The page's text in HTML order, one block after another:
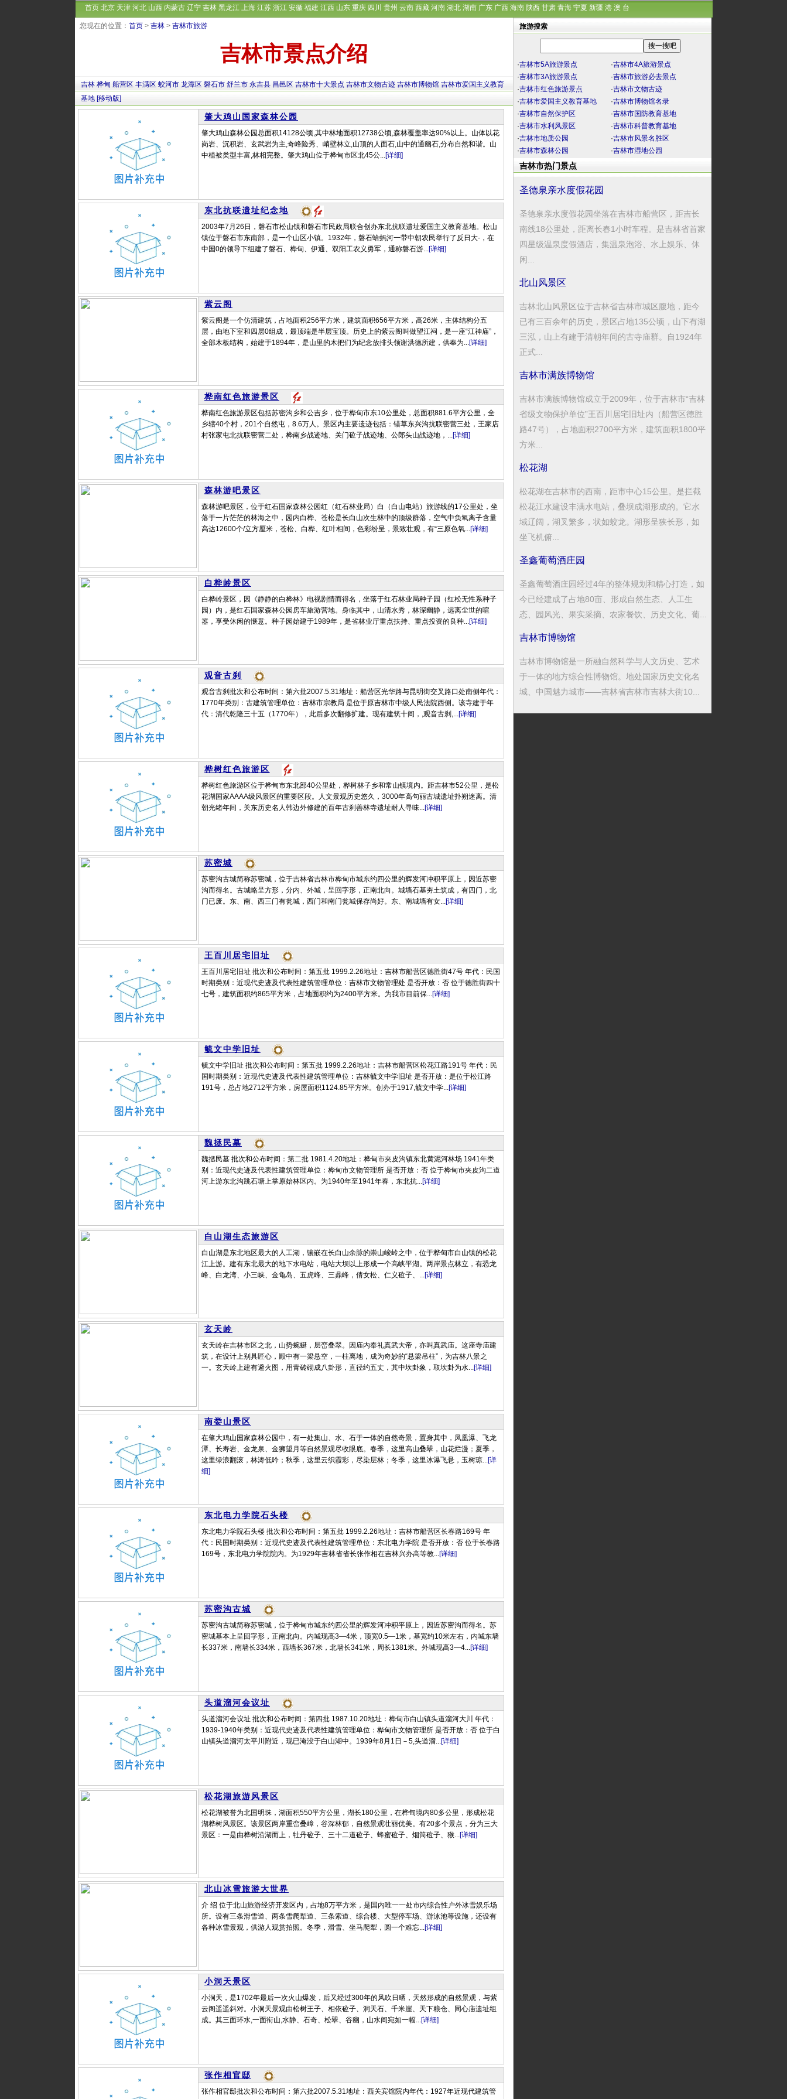
首页 北京 天津 河北 山西 内蒙古 辽宁 吉林 黑龙江 上海 江苏 浙江 安徽 福建 江西 山东 重庆 四川 贵州 云南 西藏 河南 湖北 湖南 广东 广西 海南 陕西 甘肃 青海 宁夏 新疆 港 澳 台
您现在的位置： 首页 > 吉林 > 吉林市旅游
吉林市景点介绍
吉林 桦甸 船营区 丰满区 蛟河市 龙潭区 磐石市 舒兰市 永吉县 昌邑区 吉林市十大景点 吉林市文物古迹 吉林市博物馆 吉林市爱国主义教育
基地 [移动版]
肇大鸡山国家森林公园
肇大鸡山森林公园总面积14128公顷,其中林地面积12738公顷,森林覆盖率达90%以上。山体以花
岗岩、沉积岩、玄武岩为主,奇峰险秀、峭壁林立,山顶的人面石,山中的通幽石,分布自然和谐。山
中植被类型丰富,林相完整。肇大鸡山位于桦甸市区北45公...[详细]
东北抗联遗址纪念地
2003年7月26日，磐石市松山镇和磐石市民政局联合创办东北抗联遗址爱国主义教育基地。松山
镇位于磐石市东南部，是一个山区小镇。1932年，磐石蛤蚂河一带中朝农民举行了反日大-，在
中国0的领导下组建了磐石、桦甸、伊通、双阳工农义勇军，通称磐石游...[详细]
紫云阁
紫云阁是一个仿清建筑，占地面积256平方米，建筑面积656平方米，高26米，主体结构分五
层，由地下室和四层0组成，最顶端是半层宝顶。历史上的紫云阁叫做望江祠，是一座“江神庙”，
全部木板结构，始建于1894年，是山里的木把们为纪念放排头领谢洪德所建，供奉为...[详细]
桦南红色旅游景区
桦南红色旅游景区包括苏密沟乡和公吉乡，位于桦甸市东10公里处，总面积881.6平方公里，全
乡辖40个村，201个自然屯，8.6万人。景区内主要遗迹包括：错草东兴沟抗联密营三处，王家店
村张家屯北抗联密营二处，桦南乡战迹地、关门砬子战迹地、公郎头山战迹地，...[详细]
森林游吧景区
森林游吧景区，位于红石国家森林公园红（红石林业局）白（白山电站）旅游线的17公里处，坐
落于一片茫茫的林海之中，园内白桦、苍松是长白山次生林中的顶级群落，空气中负氧离子含量
高达12600个/立方厘米，苍松、白桦、红叶相间，色彩纷呈，景致壮观，有“三原色氧...[详细]
白桦岭景区
白桦岭景区，因《静静的白桦林》电视剧情而得名，坐落于红石林业局种子园（红松无性系种子
园）内，是红石国家森林公园房车旅游营地。身临其中，山清水秀，林深幽静，远离尘世的喧
嚣，享受休闲的惬意。种子园始建于1989年，是省林业厅重点扶持、重点投资的良种...[详细]
观音古刹
观音古刹批次和公布时间：第六批2007.5.31地址：船营区光华路与昆明街交叉路口处南侧年代：
1770年类别：古建筑管理单位：吉林市宗教局 是位于原吉林市中级人民法院西侧。该寺建于年
代：清代乾隆三十五（1770年），此后多次翻修扩建。现有建筑十间，,观音古刹,...[详细]
桦树红色旅游区
桦树红色旅游区位于桦甸市东北部40公里处，桦树林子乡和常山镇境内。距吉林市52公里，是松
花湖国家AAAA级风景区的重要区段。人文景观历史悠久，3000年高句丽古城遗址扑朔迷离。清
朝光绪年间，关东历史名人韩边外修建的百年古刹善林寺遗址耐人寻味...[详细]
苏密城
苏密沟古城简称苏密城，位于吉林省吉林市桦甸市城东约四公里的辉发河冲积平原上，因近苏密
沟而得名。古城略呈方形，分内、外城，呈回字形，正南北向。城墙石基夯土筑成，有四门，北
门已废。东、南、西三门有瓮城，西门和南门瓮城保存尚好。东、南城墙有女...[详细]
王百川居宅旧址
王百川居宅旧址 批次和公布时间：第五批 1999.2.26地址：吉林市船营区德胜街47号 年代：民国
时期类别：近现代史迹及代表性建筑管理单位：吉林市文物管理处 是否开放：否 位于德胜街四十
七号，建筑面积约865平方米，占地面积约为2400平方米。为我市目前保...[详细]
毓文中学旧址
毓文中学旧址 批次和公布时间：第五批 1999.2.26地址：吉林市船营区松花江路191号 年代：民
国时期类别：近现代史迹及代表性建筑管理单位：吉林毓文中学旧址 是否开放：是位于松江路
191号，总占地2712平方米，房屋面积1124.85平方米。创办于1917,毓文中学...[详细]
魏拯民墓
魏拯民墓 批次和公布时间：第二批 1981.4.20地址：桦甸市夹皮沟镇东北黄泥河林场 1941年类
别：近现代史迹及代表性建筑管理单位：桦甸市文物管理所 是否开放：否 位于桦甸市夹皮沟二道
河上游东北沟跳石塘上掌原始林区内。为1940年至1941年春，东北抗...[详细]
白山湖生态旅游区
白山湖是东北地区最大的人工湖，镶嵌在长白山余脉的崇山峻岭之中，位于桦甸市白山镇的松花
江上游。建有东北最大的地下水电站，电站大坝以上形成一个高峡平湖。两岸景点林立，有恐龙
峰、白龙湾、小三峡、金龟岛、五虎峰、三鼎峰，倩女松、仁义砬子、...[详细]
玄天岭
玄天岭在吉林市区之北，山势蜿蜒，层峦叠翠。因庙内奉礼真武大帝，亦叫真武庙。这座寺庙建
筑，在设计上别具匠心，殿中有一梁悬空，一柱离地，成为奇妙的“悬梁吊柱”，为吉林八景之
一。玄天岭上建有避火图，用青砖砌成八卦形，直径约五丈，其中坎卦象，取坎卦为水...[详细]
南娄山景区
在肇大鸡山国家森林公园中，有一处集山、水、石于一体的自然奇景，置身其中，凤凰瀑、飞龙
潭、长寿岩、金龙泉、金狮望月等自然景观尽收眼底。春季，这里高山叠翠，山花烂漫；夏季，
这里绿浪翻滚，林涛低吟；秋季，这里云织霞彩，尽染层林；冬季，这里冰瀑飞悬，玉树琼...[详
细]
东北电力学院石头楼
东北电力学院石头楼 批次和公布时间：第五批 1999.2.26地址：吉林市船营区长春路169号 年
代：民国时期类别：近现代史迹及代表性建筑管理单位：东北电力学院 是否开放：否 位于长春路
169号，东北电力学院院内。为1929年吉林省省长张作相在吉林兴办高等教...[详细]
苏密沟古城
苏密沟古城简称苏密城，位于桦甸市城东约四公里的辉发河冲积平原上，因近苏密沟而得名。苏
密城基本上呈回字形，正南北向。内城现高3—4米，顶宽0.5—1米，基宽约10米左右，内城东墙
长337米，南墙长334米，西墙长367米，北墙长341米，周长1381米。外城现高3—4...[详细]
头道溜河会议址
头道溜河会议址 批次和公布时间：第四批 1987.10.20地址：桦甸市白山镇头道溜河大川 年代：
1939-1940年类别：近现代史迹及代表性建筑管理单位：桦甸市文物管理所 是否开放：否 位于白
山镇头道溜河太平川附近，现已淹没于白山湖中。1939年8月1日－5,头道溜...[详细]
松花湖旅游风景区
松花湖被誉为北国明珠，湖面积550平方公里，湖长180公里，在桦甸境内80多公里，形成松花
湖桦树风景区。该景区两岸重峦叠嶂，谷深林郁，自然景观壮丽优美。有20多个景点，分为三大
景区：一是由桦树沿湖而上，牡丹砬子、三十二道砬子、蜂蜜砬子、烟筒砬子、猴...[详细]
北山冰雪旅游大世界
介 绍 位于北山旅游经济开发区内，占地8万平方米，是国内唯一一处市内综合性户外冰雪娱乐场
所。设有三条滑雪道、两条雪爬犁道、三条索道、综合楼、大型停车场、游泳池等设施，还设有
各种冰雪景观，供游人观赏拍照。冬季，滑雪、坐马爬犁，圆一个难忘...[详细]
小洞天景区
小洞天，是1702年最后一次火山爆发，后又经过300年的风吹日晒，天然形成的自然景观，与紫
云阁遥遥斜对。小洞天景观由松树王子、相依砬子、洞天石、千米崖、天下粮仓、同心庙遗址组
成。其三面环水,一面衔山,水静、石奇、松翠、谷幽，山水间宛如一幅...[详细]
张作相官邸
张作相官邸批次和公布时间：第六批2007.5.31地址：西关宾馆院内年代：1927年近现代建筑管
旅游搜索
·吉林市5A旅游景点 ·吉林市4A旅游景点
·吉林市3A旅游景点 ·吉林市旅游必去景点
·吉林市红色旅游景点 ·吉林市文物古迹
·吉林市爱国主义教育基地 ·吉林市博物馆名录
·吉林市自然保护区 ·吉林市国防教育基地
·吉林市水利风景区 ·吉林市科普教育基地
·吉林市地质公园 ·吉林市风景名胜区
·吉林市森林公园 ·吉林市湿地公园
吉林市热门景点
圣德泉亲水度假花园
圣德泉亲水度假花园坐落在吉林市船营区，距吉长
南线18公里处，距离长春1小时车程。是吉林省首家
四星级温泉度假酒店，集温泉泡浴、水上娱乐、休
闲...
北山风景区
吉林北山风景区位于吉林省吉林市城区腹地，距今
已有三百余年的历史，景区占地135公顷，山下有湖
三泓，山上有建于清朝年间的古寺庙群。自1924年
正式...
吉林市满族博物馆
吉林市满族博物馆成立于2009年，位于吉林市“吉林
省级文物保护单位”王百川居宅旧址内（船营区德胜
路47号），占地面积2700平方米，建筑面积1800平
方米...
松花湖
松花湖在吉林市的西南，距市中心15公里。是拦截
松花江水建设丰满水电站，叠坝成湖形成的。它水
域辽阔，湖叉繁多，状如蛟龙。湖形呈狭长形，如
坐飞机俯...
圣鑫葡萄酒庄园
圣鑫葡萄酒庄园经过4年的整体规划和精心打造，如
今已经建成了占地80亩、形成自然生态、人工生
态、园风光、果实采摘、农家餐饮、历史文化、葡...
吉林市博物馆
吉林市博物馆是一所融自然科学与人文历史、艺术
于一体的地方综合性博物馆。地处国家历史文化名
城、中国魅力城市――吉林省吉林市吉林大街10...